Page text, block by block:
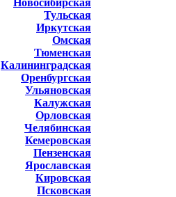
Новосибирская
Тульская
Иркутская
Омская
Тюменская
Калининградская
Оренбургская
Ульяновская
Калужская
Орловская
Челябинская
Кемеровская
Пензенская
Ярославская
Кировская
Псковская